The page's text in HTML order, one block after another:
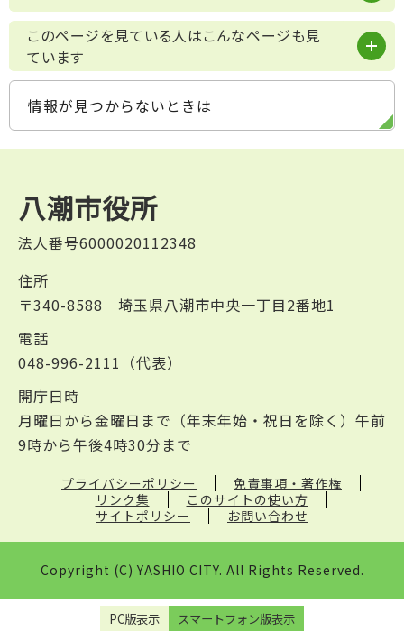
このページを見ている人はこんなページも見
ています
情報が見つからないときは
八潮市役所
法人番号6000020112348
住所
〒340-8588 埼玉県八潮市中央一丁目2番地1
電話
048-996-2111（代表）
開庁日時
月曜日から金曜日まで（年末年始・祝日を除く）午前
9時から午後4時30分まで
プライバシーポリシー
免責事項・著作権
リンク集
このサイトの使い方
サイトポリシー
お問い合わせ
Copyright (C) YASHIO CITY. All Rights Reserved.
PC版表示 スマートフォン版表示